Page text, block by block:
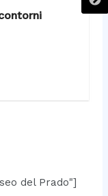
del Prado"]